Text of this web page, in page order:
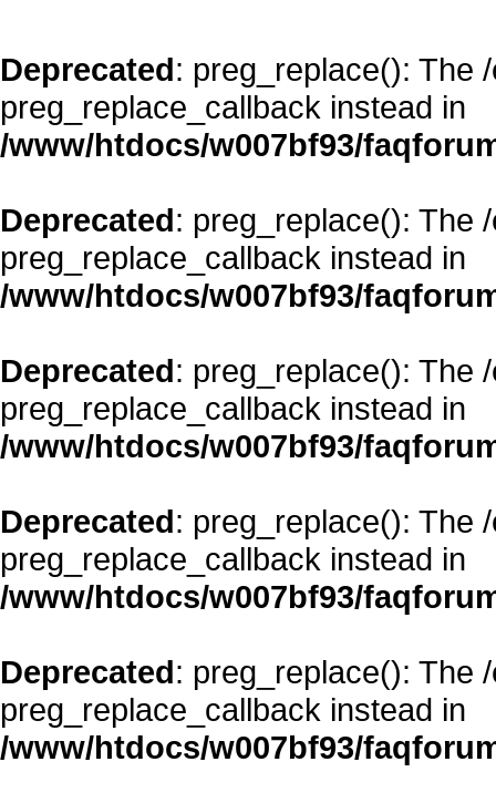
Deprecated: preg_replace(): The
preg_replace_callback instead in
/www/htdocs/w007bf93/
Deprecated: preg_replace(): The
preg_replace_callback instead in
/www/htdocs/w007bf93/
Deprecated: preg_replace(): The
preg_replace_callback instead in
/www/htdocs/w007bf93/
Deprecated: preg_replace(): The
preg_replace_callback instead in
/www/htdocs/w007bf93/
Deprecated: preg_replace(): The
preg_replace_callback instead in
/www/htdocs/w007bf93/